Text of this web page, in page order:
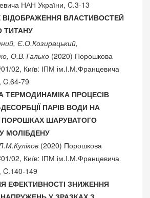
НАН України, C.3-13
ВІДОБРАЖЕННЯ ВЛАСТИВОСТЕЙ
ТИТАНУ
Є.О.Козирацький,
О.В.Талько (2020) Порошкова
02, Київ: ІПМ ім.І.М.Францевича
C.64-79
ТЕРМОДИНАМІКА ПРОЦЕСІВ
ПАРІВ ВОДИ НА
ПОРОШКАХ ШАРУВАТОГО
МОЛІБДЕНУ
(2020) Порошкова
02, Київ: ІПМ ім.І.М.Францевича
C.140-149
ЕФЕКТИВНОСТІ ЗНИЖЕННЯ